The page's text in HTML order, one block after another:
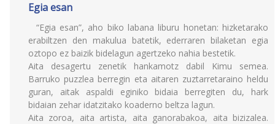
Egia esan
“Egia esan”, aho biko labana liburu honetan: hizketarako
erabiltzen den makulua batetik, ederraren bilaketan egia
oztopo ez baizik bidelagun agertzeko nahia bestetik.
Aita desagertu zenetik hankamotz dabil Kimu semea.
Barruko puzzlea berregin eta aitaren zuztarretaraino heldu
guran, aitak aspaldi eginiko bidaia berregiten du, hark
bidaian zehar idatzitako koaderno beltza lagun.
Aita zoroa, aita artista, aita ganorabakoa, aita bizizalea.